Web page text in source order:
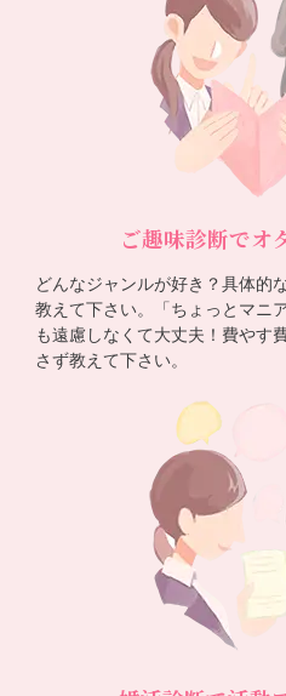
ご趣味診断でオ
どんなジャンルが好き？具体的
教えて下さい。「ちょっとマニ
も遠慮しなくて大丈夫！費やす
さず教えて下さい。